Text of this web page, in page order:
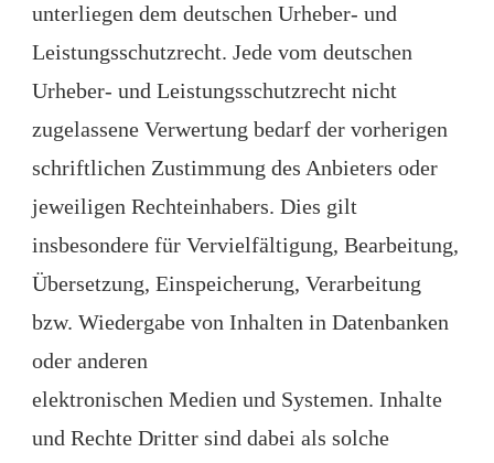
unterliegen dem deutschen Urheber- und
Leistungsschutzrecht. Jede vom deutschen
Urheber- und Leistungsschutzrecht nicht
zugelassene Verwertung bedarf der vorherigen
schriftlichen Zustimmung des Anbieters oder
jeweiligen Rechteinhabers. Dies gilt
insbesondere für Vervielfältigung, Bearbeitung,
Übersetzung, Einspeicherung, Verarbeitung
bzw. Wiedergabe von Inhalten in Datenbanken
oder anderen
elektronischen Medien und Systemen. Inhalte
und Rechte Dritter sind dabei als solche